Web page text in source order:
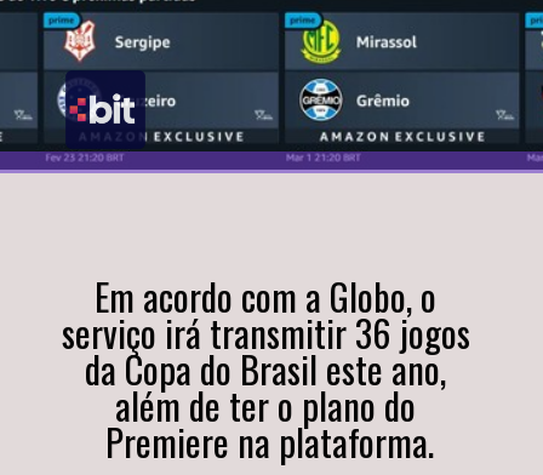
Em acordo com a Globo, o
serviço irá transmitir 36 jogos
da Copa do Brasil este ano,
além de ter o plano do
Premiere na plataforma.